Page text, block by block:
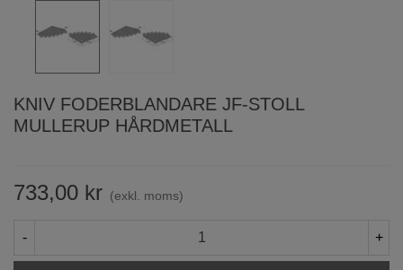
KNIV FODERBLANDARE JF-STOLL
MULLERUP HÅRDMETALL
733,00 kr (exkl. moms)
- +